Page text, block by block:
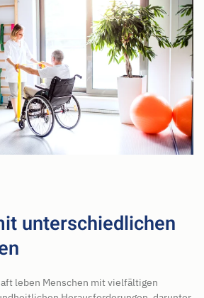
unterschiedlichen
leben Menschen mit vielfältigen